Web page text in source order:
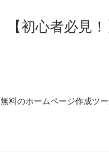
【初心者必見
無料のホームページ作成ツ